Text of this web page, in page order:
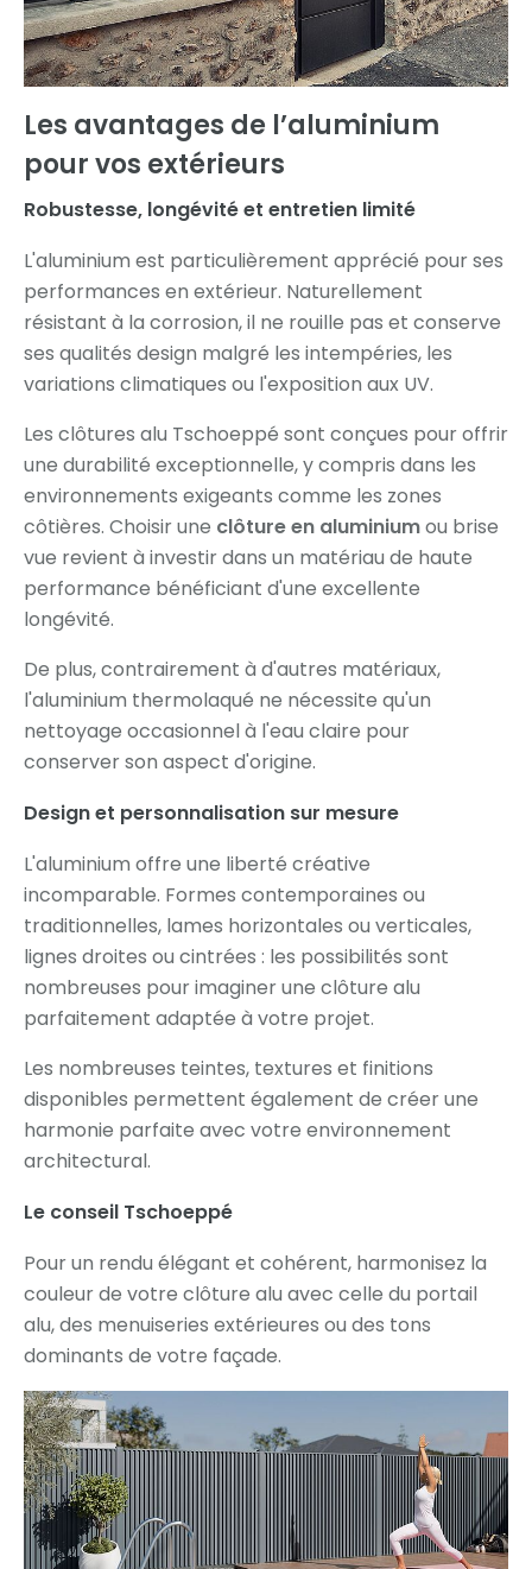
Les avantages de l’aluminium
pour vos extérieurs
Robustesse, longévité et entretien limité
L'aluminium est particulièrement apprécié pour ses
performances en extérieur. Naturellement
résistant à la corrosion, il ne rouille pas et conserve
ses qualités design malgré les intempéries, les
variations climatiques ou l'exposition aux UV.
Les clôtures alu Tschoeppé sont conçues pour offrir
une durabilité exceptionnelle, y compris dans les
environnements exigeants comme les zones
côtières. Choisir une clôture en aluminiumou brise
vue revient à investir dans un matériau de haute
performance bénéficiant d'une excellente
longévité.
De plus, contrairement à d'autres matériaux,
l'aluminium thermolaqué ne nécessite qu'un
nettoyage occasionnel à l'eau claire pour
conserver son aspect d'origine.
Design et personnalisation sur mesure
L'aluminium offre une liberté créative
incomparable. Formes contemporaines ou
traditionnelles, lames horizontales ou verticales,
lignes droites ou cintrées : les possibilités sont
nombreuses pour imaginer une clôture alu
parfaitement adaptée à votre projet.
Les nombreuses teintes, textures et finitions
disponibles permettent également de créer une
harmonie parfaite avec votre environnement
architectural.
Le conseil Tschoeppé
Pour un rendu élégant et cohérent, harmonisez la
couleur de votre clôture alu avec celle du portail
alu, des menuiseries extérieures ou des tons
dominants de votre façade.